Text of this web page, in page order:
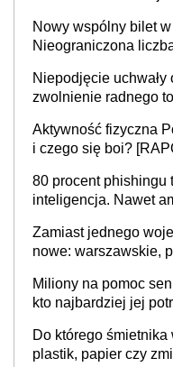
Nowy wspólny bilet
Nieograniczona
Niepodjęcie
zwolnienie radnego
sprawy
Aktywność fizyczna
i czego się boi?
80 procent phishingu
inteligencja. Nawet
Zamiast jednego
nowe: warszawskie,
stołecznych
Miliony na pomoc
kto najbardziej jej
Do którego
plastik, papier czy